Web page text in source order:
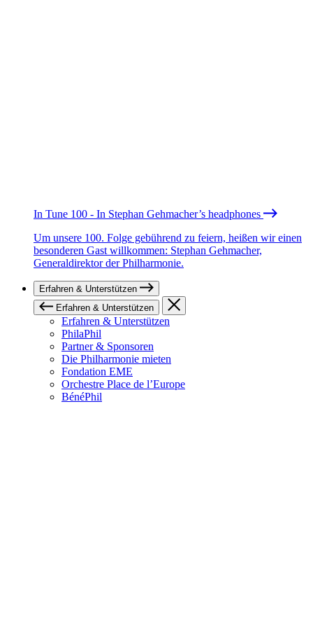
In Tune 100 - In Stephan Gehmacher’s headphones
Um unsere 100. Folge gebührend zu feiern, heißen wir einen
besonderen Gast willkommen: Stephan Gehmacher,
Generaldirektor der Philharmonie.
Erfahren & Unterstützen
Erfahren & Unterstützen
Erfahren & Unterstützen
PhilaPhil
Partner & Sponsoren
Die Philharmonie mieten
Fondation EME
Orchestre Place de l’Europe
BénéPhil